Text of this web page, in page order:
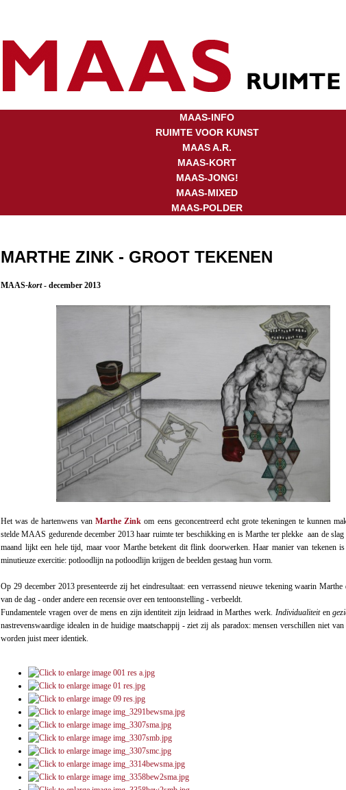
MAAS-INFO
RUIMTE VOOR KUNST
MAAS A.R.
MAAS-KORT
MAAS-JONG!
MAAS-MIXED
MAAS-POLDER
MARTHE ZINK - GROOT TEKENEN
MAAS-kort- december 2013
Het was de hartenwens vanMarthe Zink om eens geconcentreerd echt grote tekeningen te kunnen
stelde MAAS gedurende december 2013 haar ruimte ter beschikking en is Marthe ter plekke aan de slag
maand lijkt een hele tijd, maar voor Marthe betekent dit flink doorwerken. Haar manier van tekenen is
minutieuze exercitie: potloodlijn na potloodlijn krijgen de beelden gestaag hun vorm.
Op 29 december 2013 presenteerde zij het eindresultaat: een verrassend nieuwe tekening waarin Marthe
van de dag - onder andere een recensie over een tentoonstelling - verbeeldt.
Fundamentele vragen over de mens en zijn identiteit zijn leidraad in Marthes werk. Individualiteiten
nastrevenswaardige idealen in de huidige maatschappij - ziet zij als paradox: mensen verschillen niet van
worden juist meer identiek.